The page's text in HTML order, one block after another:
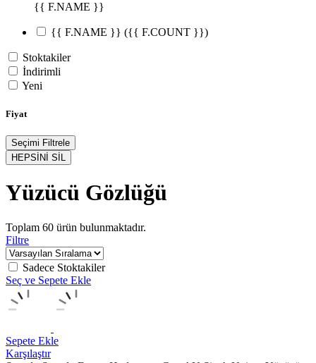
{{ F.NAME }}
{{ F.NAME }} ({{ F.COUNT }})
Stoktakiler
İndirimli
Yeni
Fiyat
Seçimi Filtrele
HEPSİNİ SİL
Yüzücü Gözlüğü
Toplam 60 ürün bulunmaktadır.
Filtre
Sadece Stoktakiler
Seç ve Sepete Ekle
Sepete Ekle
Karşılaştır